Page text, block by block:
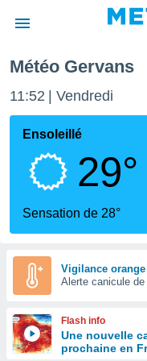
de
Météo Gervans
11:52 Vendredi
Ensoleillé
29°
Sensation de 28°
Vigilance orange
Alerte canicule de
Flash info
Une nouvelle
prochaine en